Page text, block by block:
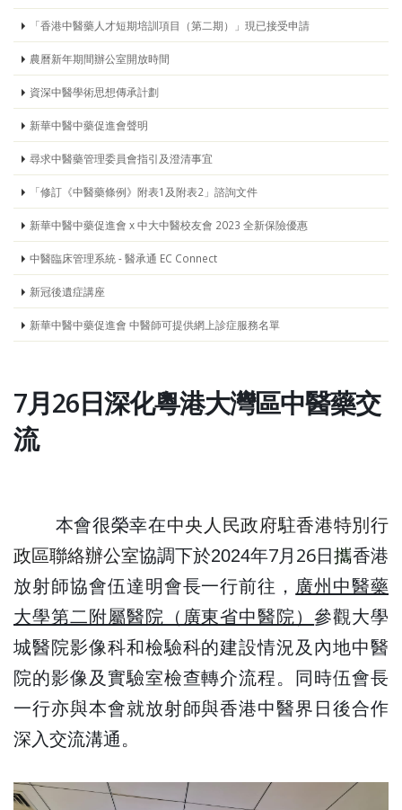
「香港中醫藥人才短期培訓項目（第二期）」現已接受申請
農曆新年期間辦公室開放時間
資深中醫學術思想傳承計劃
新華中醫中藥促進會聲明
尋求中醫藥管理委員會指引及澄清事宜
「修訂《中醫藥條例》附表1及附表2」諮詢文件
新華中醫中藥促進會 x 中大中醫校友會 2023 全新保險優惠
中醫臨床管理系統 - 醫承通 EC Connect
新冠後遺症講座
新華中醫中藥促進會 中醫師可提供網上診症服務名單
7月26日深化粵港大灣區中醫藥交
流
本會很榮幸在中央人民政府駐香港特別行
政區聯絡辦公室協調下於2024年7月26日攜香港
放射師協會伍達明會長一行前往， 廣州中醫藥
大學第二附屬醫院（廣東省中醫院）參觀大學
城醫院影像科和檢驗科的建設情況及內地中醫
院的影像及實驗室檢查轉介流程。同時伍會長
一行亦與本會就放射師與香港中醫界日後合作
深入交流溝通。